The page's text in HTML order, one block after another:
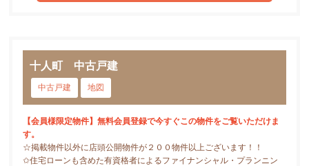
十人町 中古戸建
中古戸建 地図
【会員様限定物件】無料会員登録で今すぐこの物件をご覧いただけま
す。
☆掲載物件以外に店頭公開物件が２００物件以上ございます！！
✩住宅ローンも含めた有資格者によるファイナンシャル・プランニン